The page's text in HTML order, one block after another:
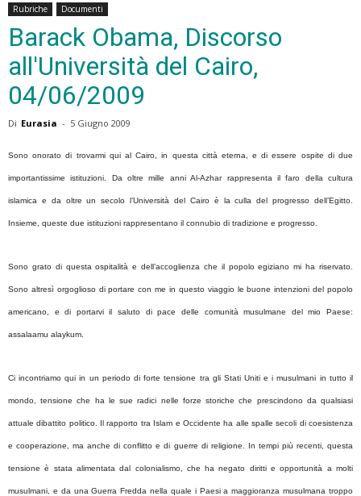
Rubriche Documenti
Barack Obama, Discorso
all'Università del Cairo,
04/06/2009
Di Eurasia - 5 Giugno 2009
Sono onorato di trovarmi qui al Cairo, in questa città eterna, e di essere ospite di due
importantissime istituzioni. Da oltre mille anni Al-Azhar rappresenta il faro della cultura
islamica e da oltre un secolo l’Università del Cairo è la culla del progresso dell’Egitto.
Insieme, queste due istituzioni rappresentano il connubio di tradizione e progresso.
Sono grato di questa ospitalità e dell’accoglienza che il popolo egiziano mi ha riservato.
Sono altresì orgoglioso di portare con me in questo viaggio le buone intenzioni del popolo
americano, e di portarvi il saluto di pace delle comunità musulmane del mio Paese:
assalaamu alaykum.
Ci incontriamo qui in un periodo di forte tensione tra gli Stati Uniti e i musulmani in tutto il
mondo, tensione che ha le sue radici nelle forze storiche che prescindono da qualsiasi
attuale dibattito politico. Il rapporto tra Islam e Occidente ha alle spalle secoli di coesistenza
e cooperazione, ma anche di conflitto e di guerre di religione. In tempi più recenti, questa
tensione è stata alimentata dal colonialismo, che ha negato diritti e opportunità a molti
musulmani, e da una Guerra Fredda nella quale i Paesi a maggioranza musulmana troppo